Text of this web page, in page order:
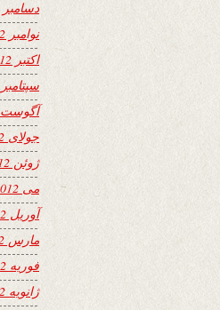
دسامبر 2012
نوامبر 2012
اکتبر 2012
سپتامبر 2012
آگوست 2012
جولای 2012
ژوئن 2012
می 2012
آوریل 2012
مارس 2012
فوریه 2012
ژانویه 2012